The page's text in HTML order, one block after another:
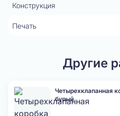
Конструкция
Печать
Другие
Четырехклапанная
бурый